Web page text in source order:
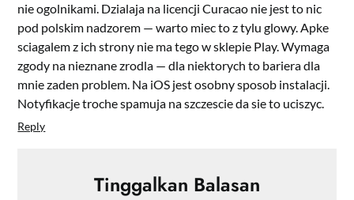
nie ogolnikami. Dzialaja na licencji Curacao nie jest to nic
pod polskim nadzorem — warto miec to z tylu glowy. Apke
sciagalem z ich strony nie ma tego w sklepie Play. Wymaga
zgody na nieznane zrodla — dla niektorych to bariera dla
mnie zaden problem. Na iOS jest osobny sposob instalacji.
Notyfikacje troche spamuja na szczescie da sie to uciszyc.
Reply
Tinggalkan Balasan